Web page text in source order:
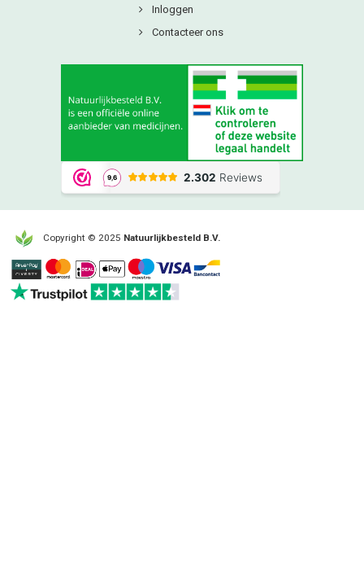
Inloggen
Contacteer ons
Copyright © 2025 Natuurlijkbesteld B.V.